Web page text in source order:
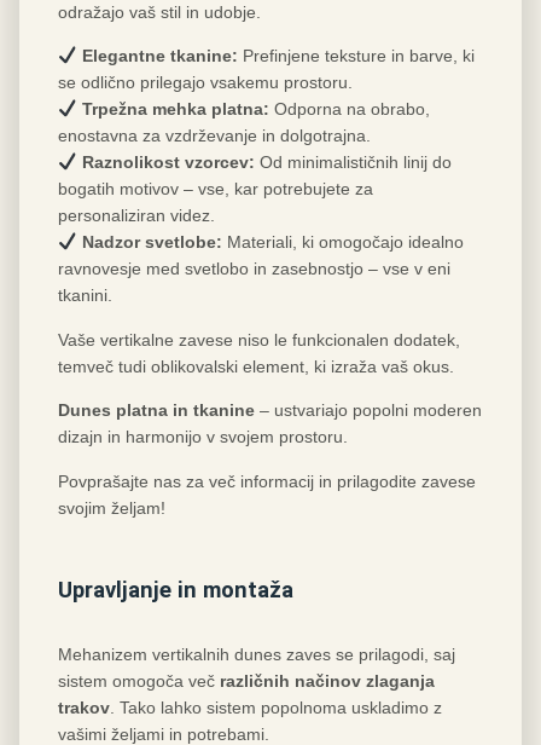
odražajo vaš stil in udobje.
Elegantne tkanine: Prefinjene teksture in barve, ki
se odlično prilegajo vsakemu prostoru.
Trpežna mehka platna: Odporna na obrabo,
enostavna za vzdrževanje in dolgotrajna.
Raznolikost vzorcev: Od minimalističnih linij do
bogatih motivov – vse, kar potrebujete za
personaliziran videz.
Nadzor svetlobe: Materiali, ki omogočajo idealno
ravnovesje med svetlobo in zasebnostjo – vse v eni
tkanini.
Vaše vertikalne zavese niso le funkcionalen dodatek,
temveč tudi oblikovalski element, ki izraža vaš okus.
Dunes platna in tkanine – ustvariajo popolni moderen
dizajn in harmonijo v svojem prostoru.
Povprašajte nas za več informacij in prilagodite zavese
svojim željam!
Upravljanje in montaža
Mehanizem vertikalnih dunes zaves se prilagodi, saj
sistem omogoča več različnih načinov zlaganja
trakov . Tako lahko sistem popolnoma uskladimo z
vašimi željami in potrebami.